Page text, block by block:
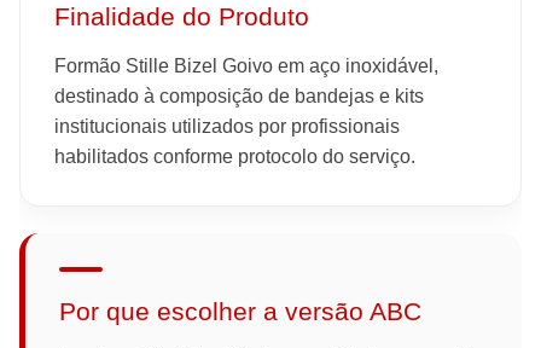
Finalidade do Produto
Formão Stille Bizel Goivo em aço inoxidável,
destinado à composição de bandejas e kits
institucionais utilizados por profissionais
habilitados conforme protocolo do serviço.
Por que escolher a versão ABC